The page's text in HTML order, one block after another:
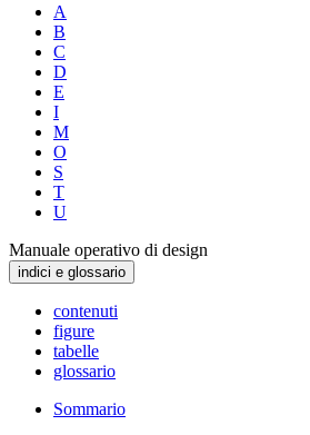
A
B
C
D
E
I
M
O
S
T
U
Manuale operativo di design
indici e glossario
contenuti
figure
tabelle
glossario
Sommario